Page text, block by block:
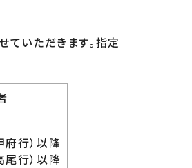
いただきます。指定
府行）以降
尾行）以降